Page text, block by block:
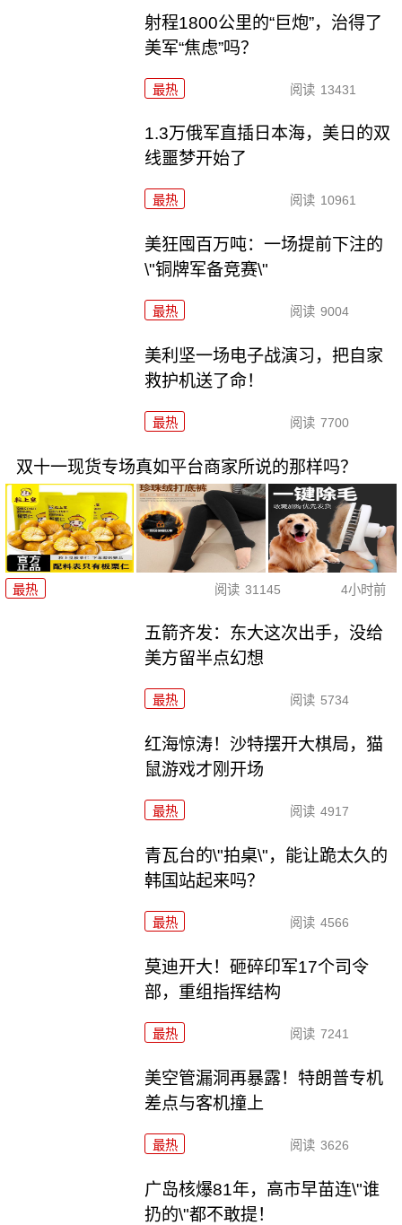
射程1800公里的“巨炮”，治得了
美军“焦虑”吗？
最热 阅读 13431
1.3万俄军直插日本海，美日的双
线噩梦开始了
最热 阅读 10961
美狂囤百万吨：一场提前下注的
\"铜牌军备竞赛\"
最热 阅读 9004
美利坚一场电子战演习，把自家
救护机送了命！
最热 阅读 7700
双十一现货专场真如平台商家所说的那样吗？
最热 阅读 31145 4小时前
五箭齐发：东大这次出手，没给
美方留半点幻想
最热 阅读 5734
红海惊涛！沙特摆开大棋局，猫
鼠游戏才刚开场
最热 阅读 4917
青瓦台的\"拍桌\"，能让跪太久的
韩国站起来吗？
最热 阅读 4566
莫迪开大！砸碎印军17个司令
部，重组指挥结构
最热 阅读 7241
美空管漏洞再暴露！特朗普专机
差点与客机撞上
最热 阅读 3626
广岛核爆81年，高市早苗连\"谁
扔的\"都不敢提！